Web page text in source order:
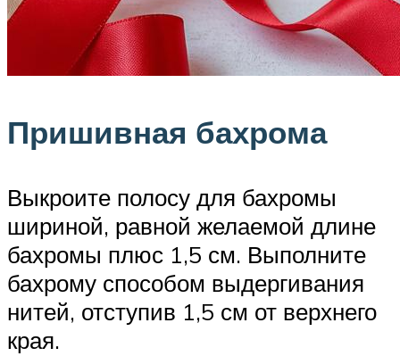
Пришивная бахрома
Выкроите полосу для бахромы
шириной, равной желаемой длине
бахромы плюс 1,5 см. Выполните
бахрому способом выдергивания
нитей, отступив 1,5 см от верхнего
края.